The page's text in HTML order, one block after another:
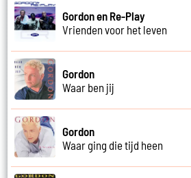
Gordon en Re-Play
Vrienden voor het leven
Gordon
Waar ben jij
Gordon
Waar ging die tijd heen